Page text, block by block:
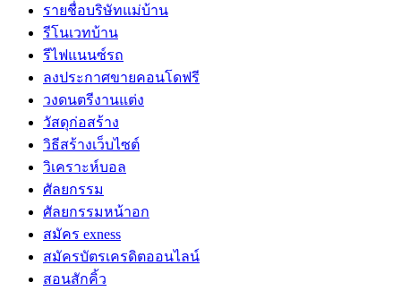
รายชื่อบริษัทแม่บ้าน
รีโนเวทบ้าน
รีไฟแนนซ์รถ
ลงประกาศขายคอนโดฟรี
วงดนตรีงานแต่ง
วัสดุก่อสร้าง
วิธีสร้างเว็บไซต์
วิเคราะห์บอล
ศัลยกรรม
ศัลยกรรมหน้าอก
สมัคร exness
สมัครบัตรเครดิตออนไลน์
สอนสักคิ้ว